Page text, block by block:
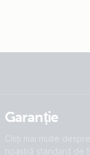
Garanție
Citiți mai multe
noastră standard de